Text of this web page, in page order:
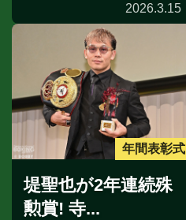
2026.3.15
年間表彰式
堤聖也が2年連続殊
勲賞! 寺...